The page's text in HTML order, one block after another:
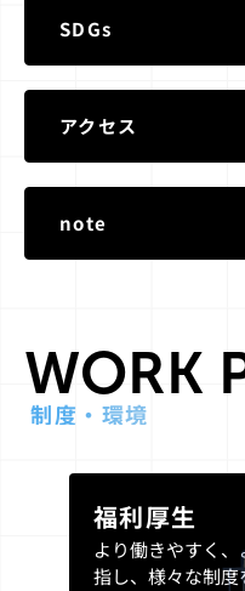
SDGs
アクセス
note
WORK
制度・環境
福利厚生
より働きやすく
指し、 様々な制度